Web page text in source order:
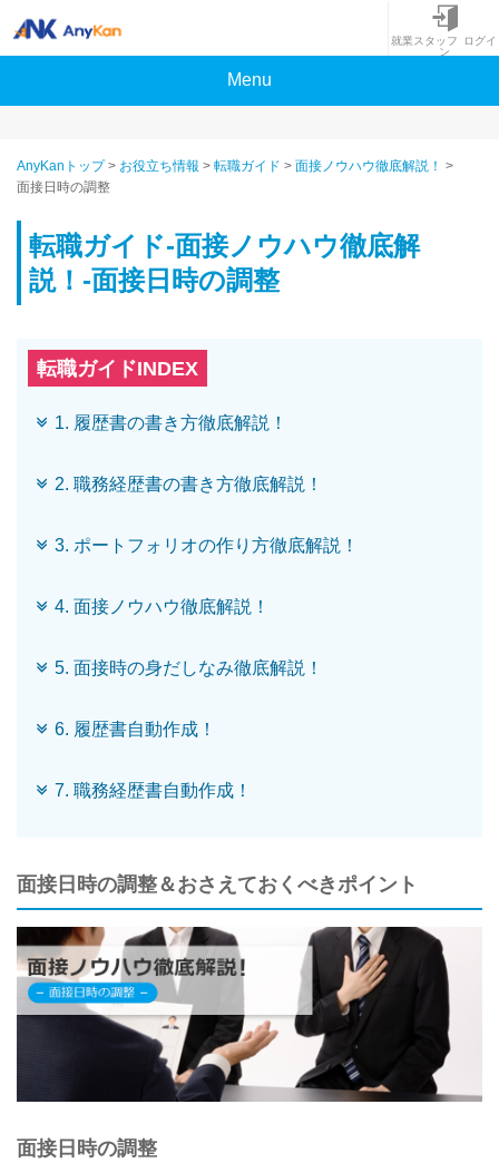
就業スタッフ ログイ
ン
Menu
AnyKanトップ > お役立ち情報 > 転職ガイド > 面接ノウハウ徹底解説！ >
面接日時の調整
転職ガイド-面接ノウハウ徹底解
説！-面接日時の調整
転職ガイドINDEX
1. 履歴書の書き方徹底解説！
2. 職務経歴書の書き方徹底解説！
3. ポートフォリオの作り方徹底解説！
4. 面接ノウハウ徹底解説！
5. 面接時の身だしなみ徹底解説！
6. 履歴書自動作成！
7. 職務経歴書自動作成！
面接日時の調整＆おさえておくべきポイント
面接日時の調整